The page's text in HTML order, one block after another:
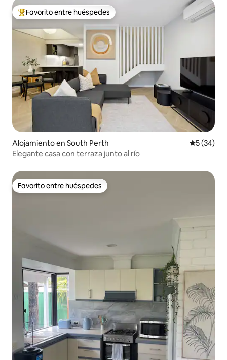
Favorito entre huéspedes preferido
Favorito entre huéspedes
Alojamiento en South Perth
5 (34)
Elegante casa con terraza junto al río
Favorito entre huéspedes
Favorito entre huéspedes